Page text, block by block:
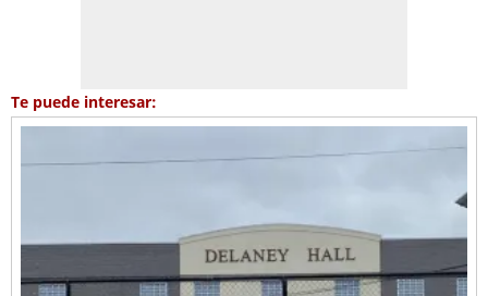
Te puede interesar: